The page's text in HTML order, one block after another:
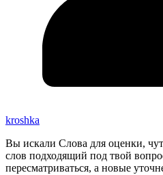
kroshka
Вы искали Слова для оценки,
слов подходящий под твой
пересматриваться, а новые